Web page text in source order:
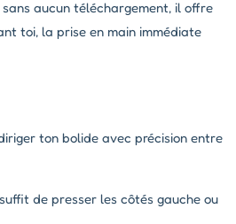
aucun téléchargement, il offre
toi, la prise en main immédiate
ton bolide avec précision entre
de presser les côtés gauche ou